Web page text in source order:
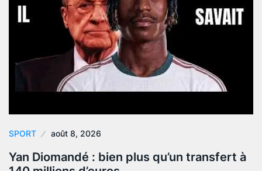
SPORT août 8, 2026
Yan Diomandé : bien plus qu’un transfert à